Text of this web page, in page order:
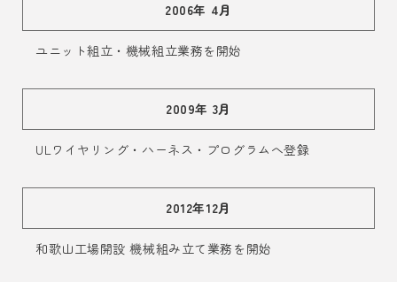
2006年 4月
ユニット組立・機械組立業務を開始
2009年 3月
ULワイヤリング・ハーネス・プログラムへ登録
2012年12月
和歌山工場開設 機械組み立て業務を開始